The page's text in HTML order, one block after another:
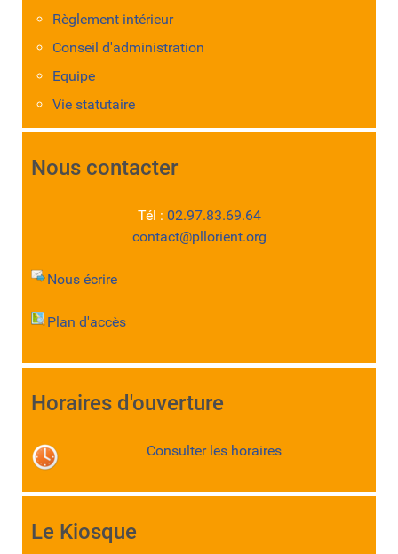
Règlement intérieur
Conseil d'administration
Equipe
Vie statutaire
Nous contacter
Tél : 02.97.83.69.64
contact@pllorient.org
Nous écrire
Plan d'accès
Horaires d'ouverture
Consulter les horaires
Le Kiosque